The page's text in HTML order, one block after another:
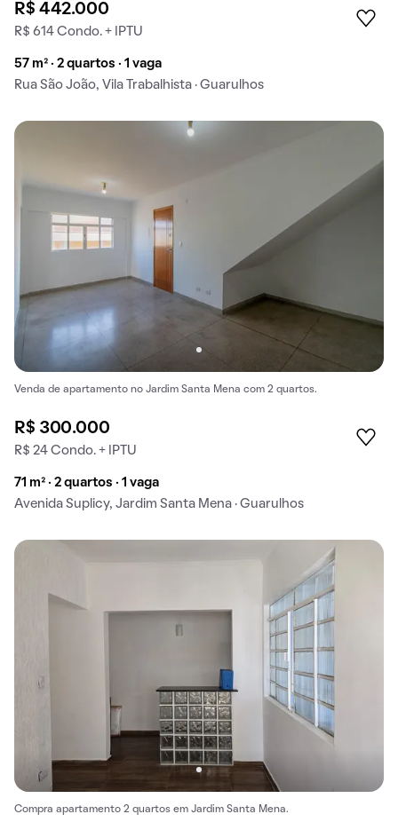
R$ 442.000
R$ 614 Condo. + IPTU
57 m² · 2 quartos · 1 vaga
Rua São João, Vila Trabalhista · Guarulhos
Venda de apartamento no Jardim Santa Mena com 2 quartos.
R$ 300.000
R$ 24 Condo. + IPTU
71 m² · 2 quartos · 1 vaga
Avenida Suplicy, Jardim Santa Mena · Guarulhos
Compra apartamento 2 quartos em Jardim Santa Mena.